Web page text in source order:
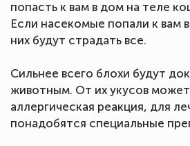
попасть к вам в дом на теле
Если насекомые попали к вам
них будут страдать все.
Сильнее всего блохи будут
животным. От их укусов может
аллергическая реакция, для
понадобятся специальные